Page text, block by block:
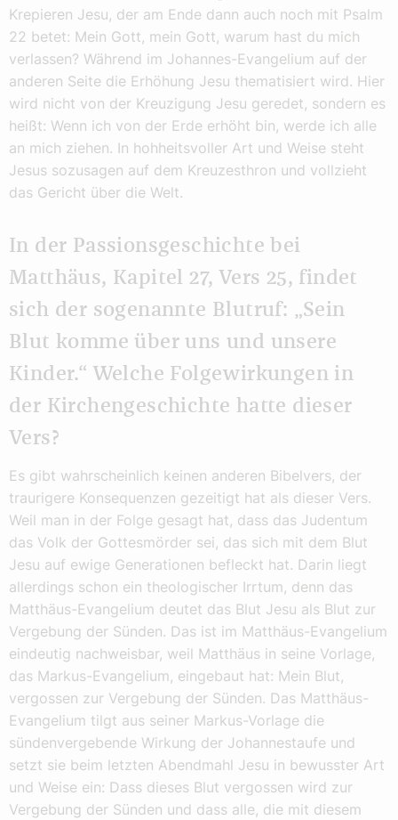
Krepieren Jesu, der am Ende dann auch noch mit Psalm
22 betet: Mein Gott, mein Gott, warum hast du mich
verlassen? Während im Johannes-Evangelium auf der
anderen Seite die Erhöhung Jesu thematisiert wird. Hier
wird nicht von der Kreuzigung Jesu geredet, sondern es
heißt: Wenn ich von der Erde erhöht bin, werde ich alle
an mich ziehen. In hohheitsvoller Art und Weise steht
Jesus sozusagen auf dem Kreuzesthron und vollzieht
das Gericht über die Welt.
In der Passionsgeschichte bei
Matthäus, Kapitel 27, Vers 25, findet
sich der sogenannte Blutruf: „Sein
Blut komme über uns und unsere
Kinder.“ Welche Folgewirkungen in
der Kirchengeschichte hatte dieser
Vers?
Es gibt wahrscheinlich keinen anderen Bibelvers, der
traurigere Konsequenzen gezeitigt hat als dieser Vers.
Weil man in der Folge gesagt hat, dass das Judentum
das Volk der Gottesmörder sei, das sich mit dem Blut
Jesu auf ewige Generationen befleckt hat. Darin liegt
allerdings schon ein theologischer Irrtum, denn das
Matthäus-Evangelium deutet das Blut Jesu als Blut zur
Vergebung der Sünden. Das ist im Matthäus-Evangelium
eindeutig nachweisbar, weil Matthäus in seine Vorlage,
das Markus-Evangelium, eingebaut hat: Mein Blut,
vergossen zur Vergebung der Sünden. Das Matthäus-
Evangelium tilgt aus seiner Markus-Vorlage die
sündenvergebende Wirkung der Johannestaufe und
setzt sie beim letzten Abendmahl Jesu in bewusster Art
und Weise ein: Dass dieses Blut vergossen wird zur
Vergebung der Sünden und dass alle, die mit diesem